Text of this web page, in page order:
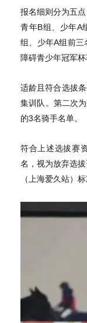
报名细则分为五
青年B组、少年A
组、少年A组前三
障碍青少年冠军
适龄且符合选拔
集训队。第二次
的3名骑手名单。
符合上述选拔赛
名，视为放弃选
（上海爱久站）